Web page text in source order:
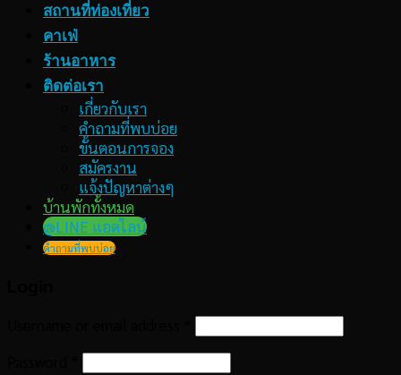
สถานที่ท่องเที่ยว
คาเฟ่
ร้านอาหาร
ติดต่อเรา
เกี่ยวกับเรา
คำถามที่พบบ่อย
ขั้นตอนการจอง
สมัครงาน
แจ้งปัญหาต่างๆ
บ้านพักทั้งหมด
@LINE แอดไลน์
คำถามที่พบบ่อย